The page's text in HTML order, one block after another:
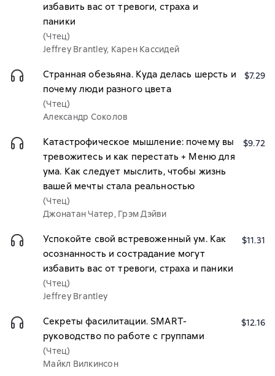
избавить вас от тревоги, страха и
паники
(Чтец)
Jeffrey Brantley, Карен Кассидей
Странная обезьяна. Куда делась шерсть и
почему люди разного цвета
(Чтец)
Александр Соколов
$7.29
Катастрофическое мышление: почему вы
тревожитесь и как перестать + Меню для
ума. Как следует мыслить, чтобы жизнь
вашей мечты стала реальностью
(Чтец)
Джонатан Чатер, Грэм Дэйви
$9.72
Успокойте свой встревоженный ум. Как
осознанность и сострадание могут
избавить вас от тревоги, страха и паники
(Чтец)
Jeffrey Brantley
$11.31
Секреты фасилитации. SMART-
руководство по работе с группами
(Чтец)
Майкл Вилкинсон
$12.16